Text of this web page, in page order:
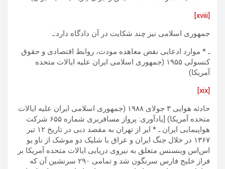
[xviii]
جمهوری اسلامی نیز چند شکایت در آن دادگاه دارد:ـ
ـ * موارد ادعایی نقض معاهده مودت، روابط اقتصادی و حقوق
کنسولی ۱۹۵۵ (جمهوری اسلامی ایران علیه ایالات متحده
آمریکا)
[xix]
حادثه هوایی ۳ جولای ۱۹۸۸ (جمهوری اسلامی ایران علیه ایالات
متحده آمریکا) [یادآوری: پرواز مسافربری شماره ۶۵۵ شرکت
هواپیمایی ایران ـ * ایر از تهران به مقصد دبی در تاریخ ۱۲ تیر
۱۳۶۷ در خلال جنگ ایران و عراق با شلیک دو موشک از ناو یو
اس‌اس وینسنس متعلق به نیروی دریایی ایالات متحده آمریکا بر
فراز خلیج فارس سرنگون شد و تمامی ۲۹۰ سرنشین آن که